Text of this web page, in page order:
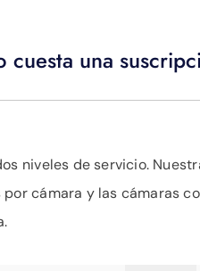
cuesta una
niveles de servicio.
cámara y las cámaras